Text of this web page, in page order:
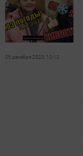
05 декабря 2023, 10:12